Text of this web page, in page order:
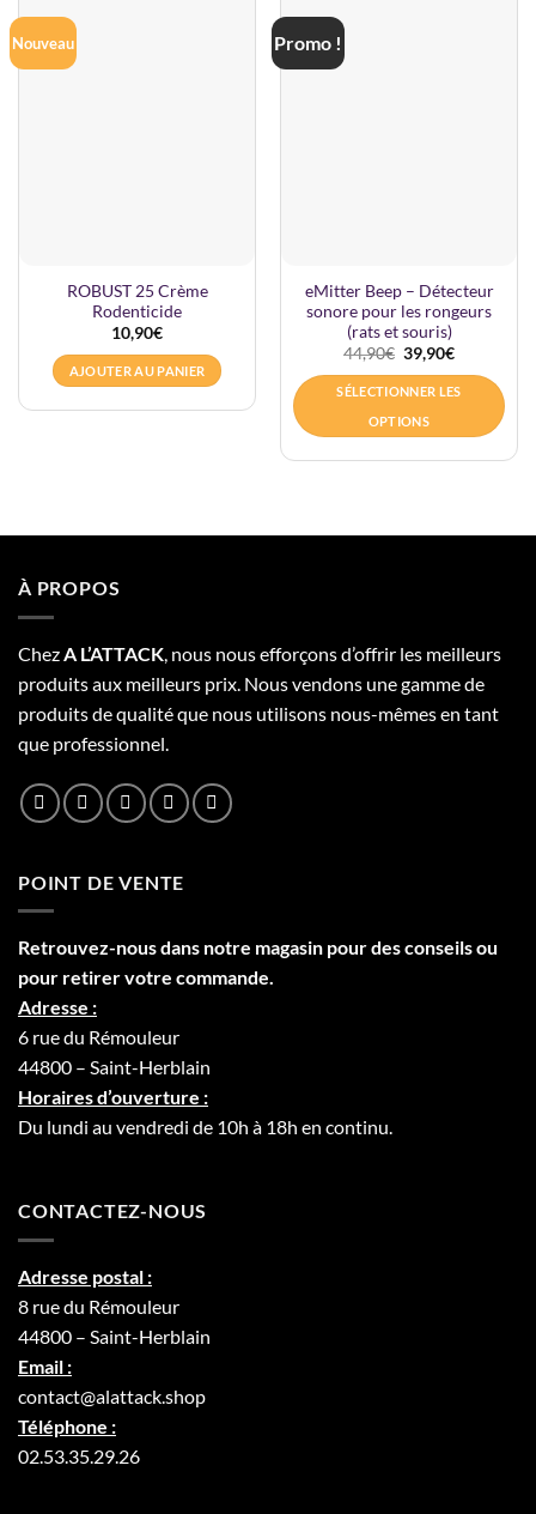
Nouveau
ROBUST 25 Crème
Rodenticide
10,90€
AJOUTER AU PANIER
Promo !
eMitter Beep – Détecteur
sonore pour les rongeurs
(rats et souris)
44,90€ Le
prix
initial
était :
44,90€.
39,90€Le
actuel
est :
39,90€.
SÉLECTIONNER LES
OPTIONS
À PROPOS
Chez A L’ATTACK , nous nous efforçons d’offrir les meilleurs
produits aux meilleurs prix. Nous vendons une gamme de
produits de qualité que nous utilisons nous-mêmes en tant
que professionnel.
POINT DE VENTE
Retrouvez-nous dans notre magasin pour des conseils ou
pour retirer votre commande.
Adresse :
6 rue du Rémouleur
44800 – Saint-Herblain
Horaires d’ouverture :
Du lundi au vendredi de 10h à 18h en continu.
CONTACTEZ-NOUS
Adresse postal :
8 rue du Rémouleur
44800 – Saint-Herblain
Email :
contact@alattack.shop
Téléphone :
02.53.35.29.26